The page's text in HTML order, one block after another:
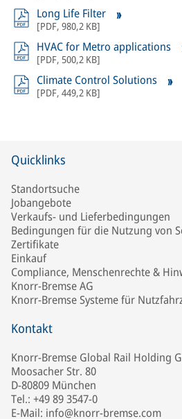
Long Life Filter
[PDF, 980,2 KB]
HVAC for Metro applications
[PDF, 500,2 KB]
Climate Control Solutions
[PDF, 449,2 KB]
Quicklinks
Standortsuche
Jobangebote
Verkaufs- und Lieferbedingungen
Bedingungen für die Nutzung von
Zertifikate
Einkauf
Compliance, Menschenrechte &
Knorr-Bremse AG
Knorr-Bremse Systeme für
Kontakt
Knorr-Bremse Global Rail Holding
Moosacher Str. 80
D-80809 München
Tel.: +49 89 3547-0
E-Mail: info@knorr-bremse.com